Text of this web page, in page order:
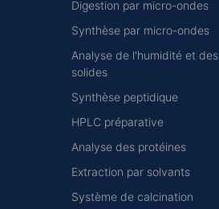
Digestion par micro-ondes
Synthèse par micro-ondes
Analyse de l'humidité et des
solides
Synthèse peptidique
HPLC préparative
Analyse des protéines
Extraction par solvants
Système de calcination